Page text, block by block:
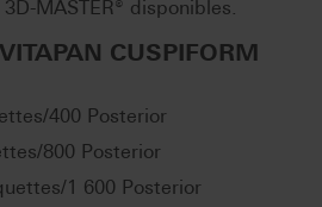
MASTER® disponibles.
CUSPIFORM
400 Posterior
800 Posterior
1 600 Posterior